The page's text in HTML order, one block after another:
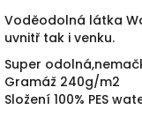
Voděodolná látka
uvnitř tak i venku.
Super
Gramáž 240g/m2
Složení 100% PES